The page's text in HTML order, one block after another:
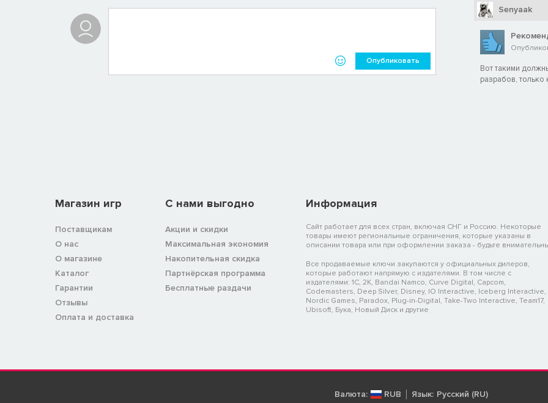
Опубликовать
Senyaak
Вот такими
разрабов,
Магазин игр
Поставщикам
О нас
О магазине
Каталог
Гарантии
Отзывы
Оплата и доставка
C нами выгодно
Акции и скидки
Максимальная экономия
Накопительная скидка
Партнёрская программа
Бесплатные раздачи
Информация
Сайт работает для всех стран, включая СНГ и Россию. Некоторые
товары имеют региональные ограничения, которые указаны в
описании товара или при оформлении заказа - будьте
Все продаваемые ключи закупаются у официальных дилеров,
которые работают напрямую с издателями. В том числе с
издателями: 1C, 2K, Bandai Namco, Curve Digital, Capcom,
Codemasters, Deep Silver, Disney, IO Interactive, Iceberg Interactive,
Nordic Games, Paradox, Plug-in-Digital, Take-Two Interactive, Team17,
Ubisoft, Бука, Новый Диск и другие
Валюта: RUB Язык: Русский (RU)